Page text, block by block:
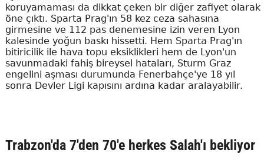
koruyamaması da dikkat çeken bir diğer zafiyet olarak
öne çıktı. Sparta Prag'ın 58 kez ceza sahasına
girmesine ve 112 pas denemesine izin veren Lyon
kalesinde yoğun baskı hissetti. Hem Sparta Prag'ın
bitiricilik ile hava topu eksiklikleri hem de Lyon'un
savunmadaki fahiş bireysel hataları, Sturm Graz
engelini aşması durumunda Fenerbahçe'ye 18 yıl
sonra Devler Ligi kapısını ardına kadar aralayabilir.
Trabzon'da 7'den 70'e herkes Salah'ı bekliyor